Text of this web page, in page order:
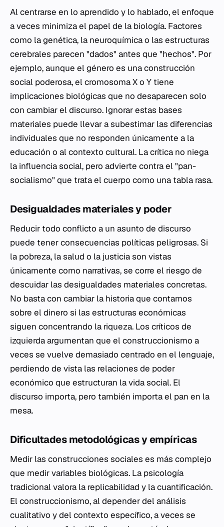
Al centrarse en lo aprendido y lo hablado, el enfoque
a veces minimiza el papel de la biología. Factores
como la genética, la neuroquímica o las estructuras
cerebrales parecen "dados" antes que "hechos". Por
ejemplo, aunque el género es una construcción
social poderosa, el cromosoma X o Y tiene
implicaciones biológicas que no desaparecen solo
con cambiar el discurso. Ignorar estas bases
materiales puede llevar a subestimar las diferencias
individuales que no responden únicamente a la
educación o al contexto cultural. La crítica no niega
la influencia social, pero advierte contra el "pan-
socialismo" que trata el cuerpo como una tabla rasa.
Desigualdades materiales y poder
Reducir todo conflicto a un asunto de discurso
puede tener consecuencias políticas peligrosas. Si
la pobreza, la salud o la justicia son vistas
únicamente como narrativas, se corre el riesgo de
descuidar las desigualdades materiales concretas.
No basta con cambiar la historia que contamos
sobre el dinero si las estructuras económicas
siguen concentrando la riqueza. Los críticos de
izquierda argumentan que el construccionismo a
veces se vuelve demasiado centrado en el lenguaje,
perdiendo de vista las relaciones de poder
económico que estructuran la vida social. El
discurso importa, pero también importa el pan en la
mesa.
Dificultades metodológicas y empíricas
Medir las construcciones sociales es más complejo
que medir variables biológicas. La psicología
tradicional valora la replicabilidad y la cuantificación.
El construccionismo, al depender del análisis
cualitativo y del contexto específico, a veces se